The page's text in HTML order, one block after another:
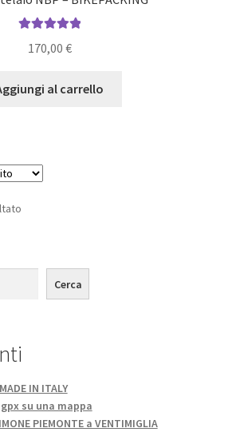
su 5
170,00 €
al carrello
Cerca
IN ITALY
su una mappa
PIEMONTE a VENTIMIGLIA